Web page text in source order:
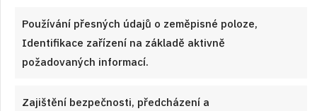
Používání přesných údajů o zeměpisné poloze,
Identifikace zařízení na základě aktivně
požadovaných informací.
Zajištění bezpečnosti, předcházení a
3. 8. 2026
Legendární Harlekýn na plechu: Jedno